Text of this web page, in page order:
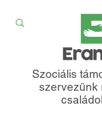
Szociális
szervezünk